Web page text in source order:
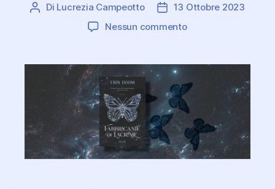
Autore
Di Lucrezia Campeotto
Data13 Ottobre 2023
Nessun commentosu
Di